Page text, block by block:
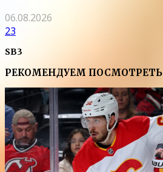
06.08.2026
23
SB3
РЕКОМЕНДУЕМ ПОСМОТРЕТЬ